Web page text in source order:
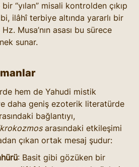
“yılan” misali kontrolden çıkıp
ilâhî terbiye altında yararlı bir
Musa’nın asası bu sürece
sunar.
hem de Yahudi mistik
daha geniş ezoterik literatürde
bağlantıyı,
arasındaki etkileşimi
çıkan ortak mesaj şudur:
: Basit gibi gözüken bir